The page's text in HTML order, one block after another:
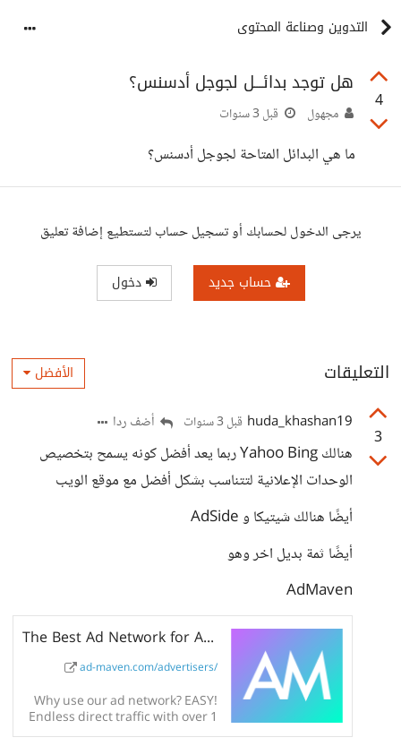
التدوين وصناعة المحتوى
4
هل توجد بدائـــل لجوجل أدسنس؟
مجهول قبل 3 سنوات
ما هي البدائل المتاحة لجوجل أدسنس؟
يرجى الدخول لحسابك أو تسجيل حساب لتستطيع إضافة تعليق
حساب جديد دخول
التعليقات الأفضل
3
huda_khashan19 قبل 3 سنوات أضف ردا
هنالك Yahoo Bing ربما يعد أفضل كونه يسمح بتخصيص
الوحدات الإعلانية لتتناسب بشكل أفضل مع موقع الويب
أيضًا هنالك شيتيكا و AdSide
أيضًا ثمة بديل اخر وهو
AdMaven
The Best Ad Network for Advertisers
ad-maven.com/advertisers/
Why use our ad network? EASY!
Endless direct traffic with over 1
billion highly performing users,